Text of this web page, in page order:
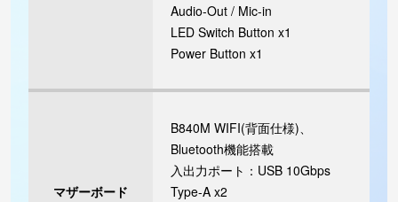
Audio-Out / Mic-in
LED Switch Button x1
Power Button x1
マザーボード
B840M WIFI(背面仕様)、
Bluetooth機能搭載
入出力ポート：USB 10Gbps
Type-A x2